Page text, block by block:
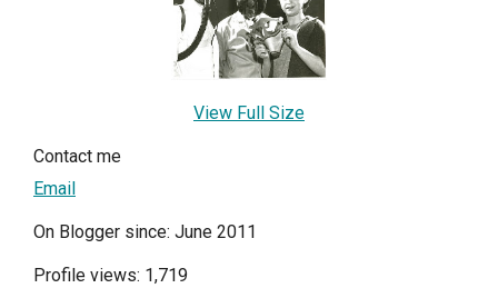
View Full Size
Contact me
Email
On Blogger since: June 2011
Profile views: 1,719